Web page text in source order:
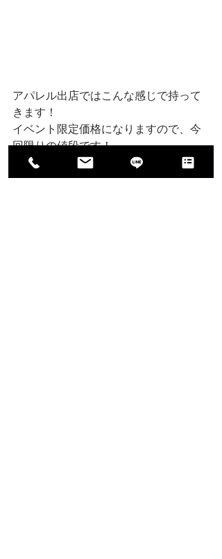
アパレル出店ではこんな感じで持って
きます！
イベント限定価格になりますので、今
回限りの値段です！